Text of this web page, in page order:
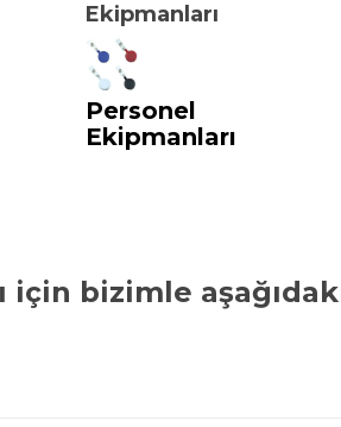
Ekipmanları
Personel
Ekipmanları
için bizimle